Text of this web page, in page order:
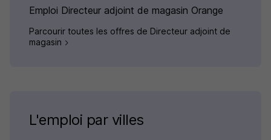
Emploi Directeur adjoint de magasin Orange
Parcourir toutes les offres de Directeur adjoint de
magasin
L'emploi par villes